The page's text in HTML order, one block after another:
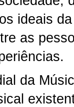
ideais
as
da